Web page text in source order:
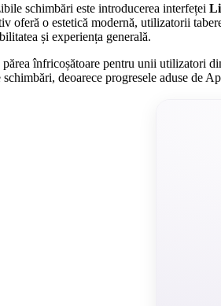
schimbări este introducerea interfeței
oferă o estetică modernă, utilizatorii
și experiența generală.
părea înfricoșătoare pentru unii utilizatori
schimbări, deoarece progresele aduse de